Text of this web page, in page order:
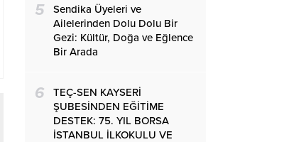
5
Sendika Üyeleri ve
Ailelerinden Dolu Dolu Bir
Gezi: Kültür, Doğa ve Eğlence
Bir Arada
6
TEÇ-SEN KAYSERİ
ŞUBESİNDEN EĞİTİME
DESTEK: 75. YIL BORSA
İSTANBUL İLKOKULU VE